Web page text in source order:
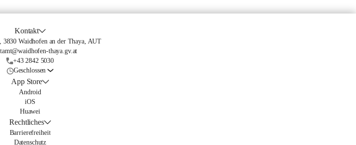
Kontakt
3830 Waidhofen an der Thaya, AUT
thaya.gv.at
+43 2842 5030
Geschlossen
App Store
Android
iOS
Huawei
Rechtliches
Barrierefreiheit
Datenschutz